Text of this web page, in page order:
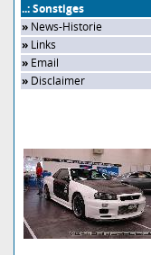
..: Sonstiges
» News-Historie
» Links
» Email
» Disclaimer